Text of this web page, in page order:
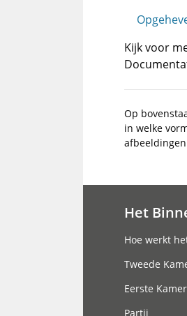
Kijk voor
Op
in welke
Het
Hoe werkt
Tweede
Eerste Kamer
Partij